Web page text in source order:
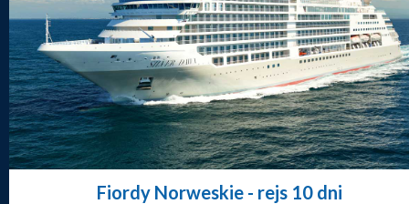
Fiordy Norweskie- rejs 10 dni